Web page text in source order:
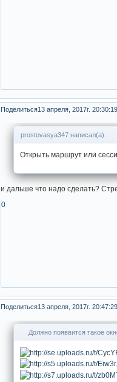
Поделиться13 апреля, 2017г. 20:30:19
prostovasya347 написал(а):
Открыть маршрут или
и дальше что надо сделать?
0
Поделиться13 апреля, 2017г. 20:47:29
Должно появвится такое